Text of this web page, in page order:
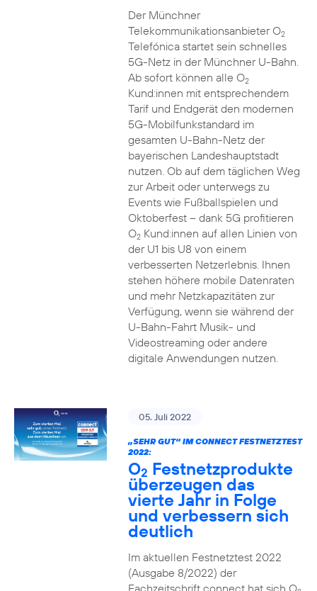
Der Münchner
Telekommunikationsanbieter O2
Telefónica startet sein schnelles
5G-Netz in der Münchner U-Bahn.
Ab sofort können alle O2
Kund:innen mit entsprechendem
Tarif und Endgerät den modernen
5G-Mobilfunkstandard im
gesamten U-Bahn-Netz der
bayerischen Landeshauptstadt
nutzen. Ob auf dem täglichen Weg
zur Arbeit oder unterwegs zu
Events wie Fußballspielen und
Oktoberfest – dank 5G profitieren
O2Kund:innen auf allen Linien von
der U1 bis U8 von einem
verbesserten Netzerlebnis. Ihnen
stehen höhere mobile Datenraten
und mehr Netzkapazitäten zur
Verfügung, wenn sie während der
U-Bahn-Fahrt Musik- und
Videostreaming oder andere
digitale Anwendungen nutzen.
05. Juli 2022
„SEHR GUT“ IM CONNECT FESTNETZTEST
2022:
O2 Festnetzprodukte
überzeugen das
vierte Jahr in Folge
und verbessern sich
deutlich
Im aktuellen Festnetztest 2022
(Ausgabe 8/2022) der
Fachzeitschrift connect hat sich O